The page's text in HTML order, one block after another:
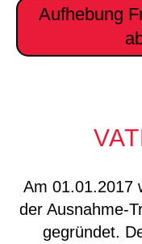
Aufhebung
Am 01.01.2017
der Ausnahme-
gegründet.